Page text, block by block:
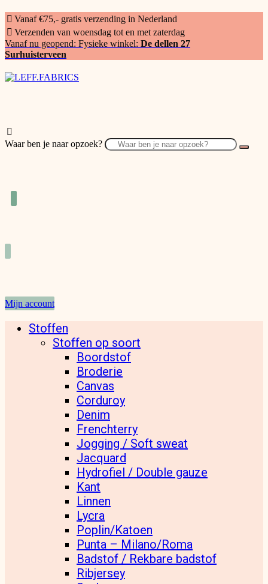
Vanaf €75,- gratis verzending in Nederland
Verzenden van woensdag tot en met zaterdag
Vanaf nu geopend: Fysieke winkel: De dellen 27
Surhuisterveen
Waar ben je naar opzoek?
Mijn account
Stoffen
Stoffen op soort
Boordstof
Broderie
Canvas
Corduroy
Denim
Frenchterry
Jogging / Soft sweat
Jacquard
Hydrofiel / Double gauze
Kant
Linnen
Lycra
Poplin/Katoen
Punta – Milano/Roma
Badstof / Rekbare badstof
Ribjersey